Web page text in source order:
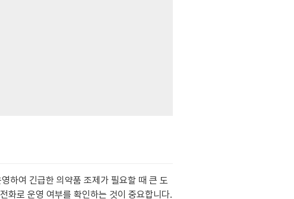
하여 긴급한 의약품 조제가 필요할 때 큰 도
화로 운영 여부를 확인하는 것이 중요합니다.